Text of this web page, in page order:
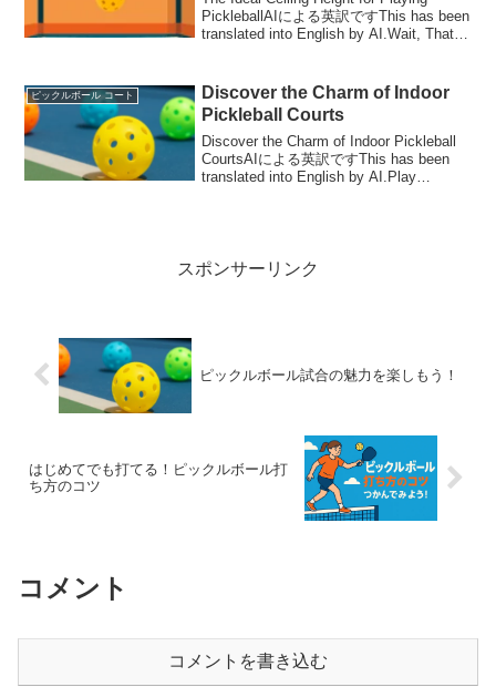
PickleballAIによる英訳ですThis has been
translated into English by AI.Wait, That
ピックルボール コート
Discover the Charm of Indoor
Pickleball Courts
Discover the Charm of Indoor Pickleball
CourtsAIによる英訳ですThis has been
translated into English by AI.Play
スポンサーリンク
ピックルボール試合の魅力を楽しもう！
はじめてでも打てる！ピックルボール打
ち方のコツ
コメント
コメントを書き込む